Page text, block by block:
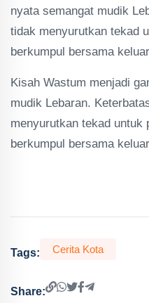
nyata semangat mudik
tidak menyurutkan tekad
berkumpul bersama
Kisah Wastum menjadi
mudik Lebaran.
menyurutkan tekad untuk
berkumpul bersama
Tags: Cerita Kota
Share: